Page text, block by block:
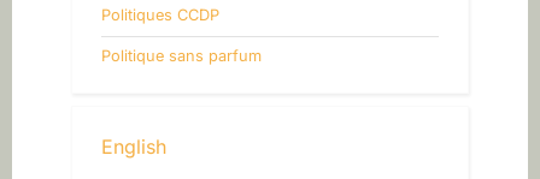
Politiques CCDP
Politique sans parfum
English